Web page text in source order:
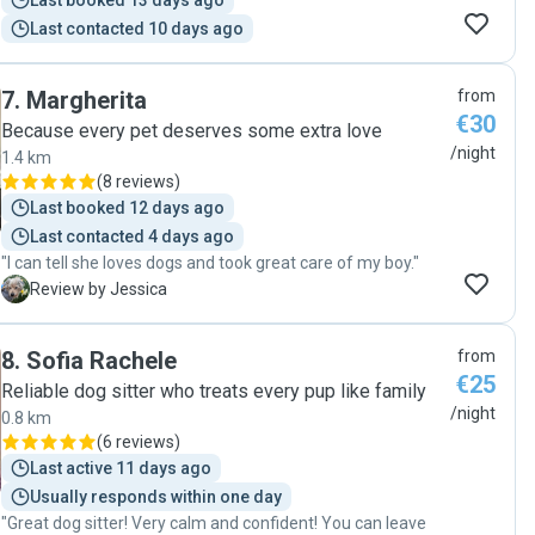
Last contacted 10 days ago
7. Margherita
Because every pet deserves some extra love
1.4 km
(8 reviews)
Last booked 12 days ago
Last contacted 4 days ago
"I can tell she loves dogs and took great care of my boy."
J
Review by Jessica
from
€30
/night
8. Sofia Rachele
Reliable dog sitter who treats every pup like family
0.8 km
(6 reviews)
Last active 11 days ago
Usually responds within one day
"Great dog sitter! Very calm and confident! You can leave
from
€25
/night